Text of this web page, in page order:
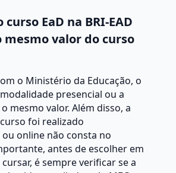
EaD na BRI-EAD
mesmo valor do curso
o Ministério da Educação, o
presencial ou a
mesmo valor. Além disso, a
foi realizado
online não consta no
antes de escolher em
é sempre verificar se a